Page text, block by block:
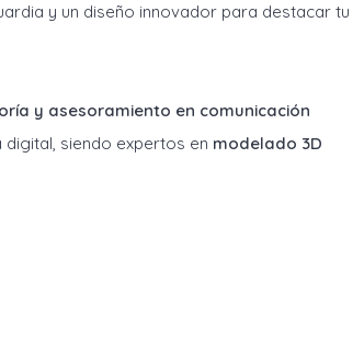
y un diseño innovador para destacar tu
y asesoramiento en comunicación
siendo expertos en modelado 3D